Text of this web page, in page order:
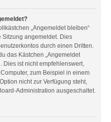
„Angemeldet bleiben“
Sitzung angemeldet. Dies
durch einen Dritten.
das Kästchen „Angemeldet
Dies ist nicht empfehlenswert,
zum Beispiel in einem
nicht zur Verfügung steht,
Administration ausgeschaltet.